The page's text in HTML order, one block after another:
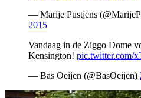
— Marije Pustjens
2015
Vandaag in de Ziggo Dome
Kensington! pic.twitter.com/
— Bas Oeijen (@BasOeijen)